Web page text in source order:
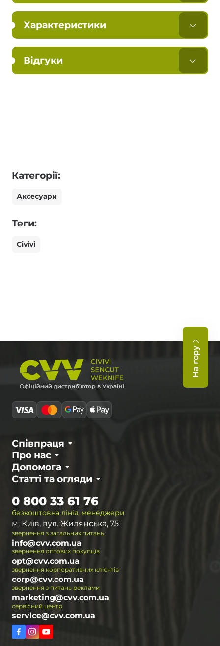
Характеристики
Відгуки
Категорії:
Аксесуари
Теги:
Civivi
На гору
Про нас
Співпраця
Статті та огляди
Допомога
безкоштовна лінія, менеджери
0 800 33 61 76
м. Київ, вул. Жилянська, 75
звернення з загальних питань
info@cvv.com.ua
звернення оптових покупців
opt@cvv.com.ua
звернення корпоративних клієнтів
corp@cvv.com.ua
звернення з питань реклами
marketing@cvv.com.ua
сервісний центр
service@cvv.com.ua